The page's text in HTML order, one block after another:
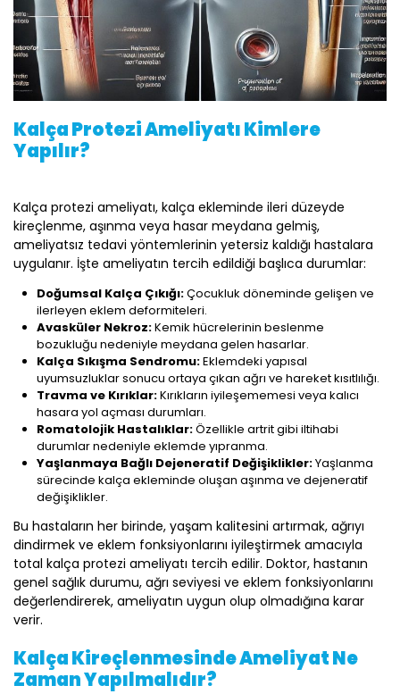
Kalça Protezi Ameliyatı Kimlere
Yapılır?
Kalça protezi ameliyatı, kalça ekleminde ileri düzeyde
kireçlenme, aşınma veya hasar meydana gelmiş,
ameliyatsız tedavi yöntemlerinin yetersiz kaldığı hastalara
uygulanır. İşte ameliyatın tercih edildiği başlıca durumlar:
Doğumsal Kalça Çıkığı:Çocukluk döneminde gelişen ve
ilerleyen eklem deformiteleri.
Avasküler Nekroz:Kemik hücrelerinin beslenme
bozukluğu nedeniyle meydana gelen hasarlar.
Kalça Sıkışma Sendromu:Eklemdeki yapısal
uyumsuzluklar sonucu ortaya çıkan ağrı ve hareket kısıtlılığı.
Travma ve Kırıklar:Kırıkların iyileşememesi veya kalıcı
hasara yol açması durumları.
Romatolojik Hastalıklar:Özellikle artrit gibi iltihabi
durumlar nedeniyle eklemde yıpranma.
Yaşlanmaya Bağlı Dejeneratif Değişiklikler:Yaşlanma
sürecinde kalça ekleminde oluşan aşınma ve dejeneratif
değişiklikler.
Bu hastaların her birinde, yaşam kalitesini artırmak, ağrıyı
dindirmek ve eklem fonksiyonlarını iyileştirmek amacıyla
total kalça protezi ameliyatı tercih edilir. Doktor, hastanın
genel sağlık durumu, ağrı seviyesi ve eklem fonksiyonlarını
değerlendirerek, ameliyatın uygun olup olmadığına karar
verir.
Kalça Kireçlenmesinde Ameliyat Ne
Zaman Yapılmalıdır?